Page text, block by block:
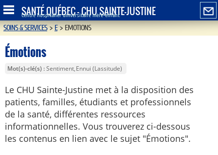
SANTÉ QUÉBEC - CHU SAINTE-JUSTINE
Centre hospitalier universitaire mère-enfant
SOINS & SERVICES>E>EMOTIONS
Émotions
Mot(s)-clé(s) Sentiment Ennui (Lassitude)
Le CHU Sainte-Justine met à la disposition des
patients, familles, étudiants et professionnels
de la santé, différentes ressources
informationnelles. Vous trouverez ci-dessous
les contenus en lien avec le sujet "Émotions".